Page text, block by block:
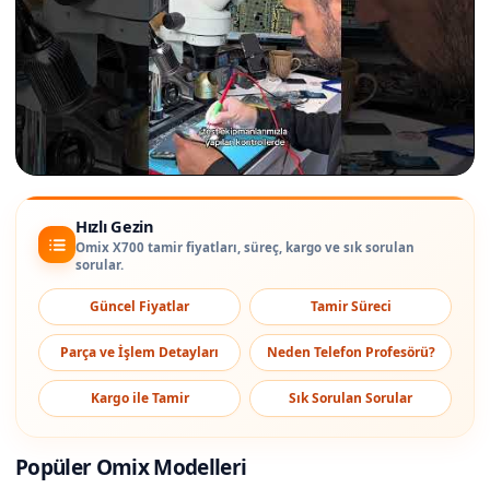
Hızlı Gezin
Omix X700 tamir fiyatları, süreç, kargo ve sık sorulan
sorular.
Güncel Fiyatlar Tamir Süreci
Parça ve İşlem Detayları Neden Telefon Profesörü?
Kargo ile Tamir Sık Sorulan Sorular
Popüler Omix Modelleri